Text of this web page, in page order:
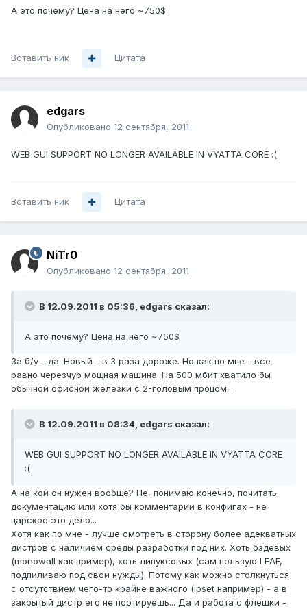
А это почему? Цена на него ~750$
Вставить ник Цитата
edgars
Опубликовано 12 сентября, 2011
WEB GUI SUPPORT NO LONGER AVAILABLE IN VYATTA CORE :(
Вставить ник Цитата
NiTr0
Опубликовано 12 сентября, 2011
В 12.09.2011 в 05:36, edgars сказал:
А это почему? Цена на него ~750$
За б/у - да. Новый - в 3 раза дороже. Но как по мне - все
равно черезчур мощная машина. На 500 мбит хватило бы
обычной офисной железки с 2-головым процом...
В 12.09.2011 в 08:34, edgars сказал:
WEB GUI SUPPORT NO LONGER AVAILABLE IN VYATTA CORE
:(
А на кой он нужен вообще? Не, понимаю конечно, почитать
документацию или хотя бы комментарии в конфигах - не
царское это дело...
Хотя как по мне - лучше смотреть в сторону более адекватных
дистров с наличием среды разработки под них. Хоть бздевых
(monowall как пример), хоть линуксовых (сам пользую LEAF,
подпиливаю под свои нужды). Потому как можно столкнуться
с отсутствием чего-то крайне важного (ipset например) - а в
закрытый дистр его не портируешь... Да и работа с флешки -